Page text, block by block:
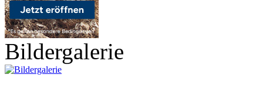
Bildergalerie